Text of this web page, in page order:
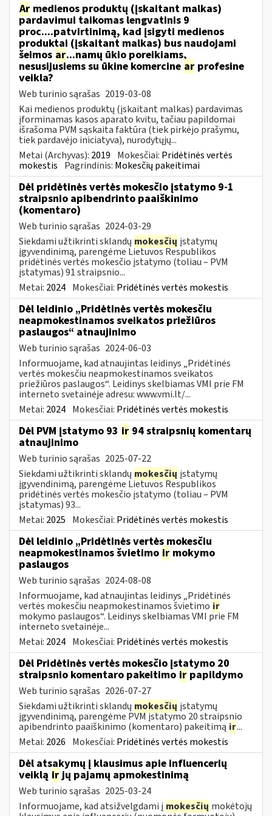
Ar medienos produktų (įskaitant malkas)
pardavimui taikomas lengvatinis 9
proc....patvirtinimą, kad įsigyti medienos
produktai (įskaitant malkas) bus naudojami
šeimos ar...namų ūkio poreikiams,
nesusijusiems su ūkine komercine ar profesine
veikla?
Web turinio sąrašas 2019-03-08
Kai medienos produktų (įskaitant malkas) pardavimas
įforminamas kasos aparato kvitu, tačiau papildomai
išrašoma PVM sąskaita faktūra (tiek pirkėjo prašymu,
tiek pardavėjo iniciatyva), nurodytųjų...
Metai (Archyvas): 2019 Mokesčiai: Pridėtinės vertės
mokestis Pagrindinis: Mokesčių pakeitimai
Dėl pridėtinės vertės mokesčio įstatymo 9-1
straipsnio apibendrinto paaiškinimo
(komentaro)
Web turinio sąrašas 2024-03-29
Siekdami užtikrinti sklandų mokesčių įstatymų
įgyvendinimą, parengėme Lietuvos Respublikos
pridėtinės vertės mokesčio įstatymo (toliau – PVM
įstatymas) 91 straipsnio...
Metai: 2024 Mokesčiai: Pridėtinės vertės mokestis
Dėl leidinio „Pridėtinės vertės mokesčiu
neapmokestinamos sveikatos priežiūros
paslaugos“ atnaujinimo
Web turinio sąrašas 2024-06-03
Informuojame, kad atnaujintas leidinys „Pridėtinės
vertės mokesčiu neapmokestinamos sveikatos
priežiūros paslaugos“. Leidinys skelbiamas VMI prie FM
interneto svetainėje adresu: www.vmi.lt/...
Metai: 2024 Mokesčiai: Pridėtinės vertės mokestis
Dėl PVM įstatymo 93 ir 94 straipsnių komentarų
atnaujinimo
Web turinio sąrašas 2025-07-22
Siekdami užtikrinti sklandų mokesčių įstatymų
įgyvendinimą, parengėme Lietuvos Respublikos
pridėtinės vertės mokesčio įstatymo (toliau – PVM
įstatymas) 93...
Metai: 2025 Mokesčiai: Pridėtinės vertės mokestis
Dėl leidinio „Pridėtinės vertės mokesčiu
neapmokestinamos švietimo ir mokymo
paslaugos
Web turinio sąrašas 2024-08-08
Informuojame, kad atnaujintas leidinys „Pridėtinės
vertės mokesčiu neapmokestinamos švietimo ir
mokymo paslaugos“. Leidinys skelbiamas VMI prie FM
interneto svetainėje...
Metai: 2024 Mokesčiai: Pridėtinės vertės mokestis
Dėl Pridėtinės vertės mokesčio įstatymo 20
straipsnio komentaro pakeitimo ir papildymo
Web turinio sąrašas 2026-07-27
Siekdami užtikrinti sklandų mokesčių įstatymų
įgyvendinimą, parengėme PVM įstatymo 20 straipsnio
apibendrinto paaiškinimo (komentaro) pakeitimą ir...
Metai: 2026 Mokesčiai: Pridėtinės vertės mokestis
Dėl atsakymų į klausimus apie influencerių
veiklą irjų pajamų apmokestinimą
Web turinio sąrašas 2025-03-24
Informuojame, kad atsižvelgdami į mokesčių mokėtojų